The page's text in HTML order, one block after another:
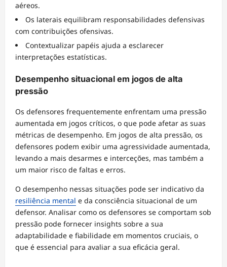
aéreos.
Os laterais equilibram responsabilidades defensivas
com contribuições ofensivas.
Contextualizar papéis ajuda a esclarecer
interpretações estatísticas.
Desempenho situacional em jogos de alta
pressão
Os defensores frequentemente enfrentam uma pressão
aumentada em jogos críticos, o que pode afetar as suas
métricas de desempenho. Em jogos de alta pressão, os
defensores podem exibir uma agressividade aumentada,
levando a mais desarmes e interceções, mas também a
um maior risco de faltas e erros.
O desempenho nessas situações pode ser indicativo da
resiliência mental e da consciência situacional de um
defensor. Analisar como os defensores se comportam sob
pressão pode fornecer insights sobre a sua
adaptabilidade e fiabilidade em momentos cruciais, o
que é essencial para avaliar a sua eficácia geral.